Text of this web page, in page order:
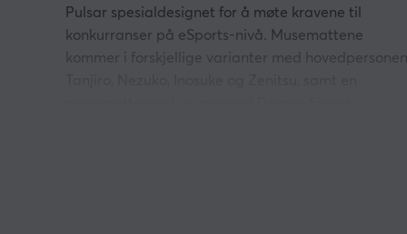
Pulsar spesialdesignet for å møte kravene til
konkurranser på eSports-nivå. Musemattene
kommer i forskjellige varianter med